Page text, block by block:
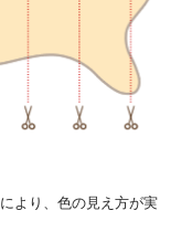
より、色の見え方が実